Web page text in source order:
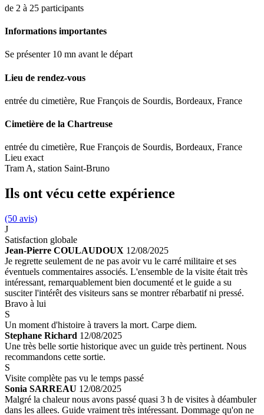
de 2 à 25 participants
Informations importantes
Se présenter 10 mn avant le départ
Lieu de rendez-vous
entrée du cimetière, Rue François de Sourdis, Bordeaux, France
Cimetière de la Chartreuse
entrée du cimetière, Rue François de Sourdis, Bordeaux, France
Lieu exact
Tram A, station Saint-Bruno
Ils ont vécu cette expérience
(50 avis)
J
Satisfaction globale
Jean-Pierre COULAUDOUX 12/08/2025
Je regrette seulement de ne pas avoir vu le carré militaire et ses
éventuels commentaires associés. L'ensemble de la visite était très
intéressant, remarquablement bien documenté et le guide a su
susciter l'intérêt des visiteurs sans se montrer rébarbatif ni pressé.
Bravo à lui
S
Un moment d'histoire à travers la mort. Carpe diem.
Stephane Richard 12/08/2025
Une très belle sortie historique avec un guide très pertinent. Nous
recommandons cette sortie.
S
Visite complète pas vu le temps passé
Sonia SARREAU 12/08/2025
Malgré la chaleur nous avons passé quasi 3 h de visites à déambuler
dans les allees. Guide vraiment très intéressant. Dommage qu'on ne